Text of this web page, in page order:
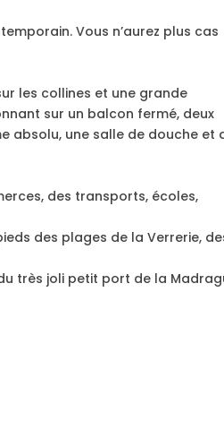
Vous n’aurez plus cas
les collines et une grande
sur un balcon fermé, deux
absolu, une salle de douche et
des transports, écoles,
des plages de la Verrerie,
très joli petit port de la